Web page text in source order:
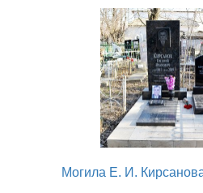
Могила Е. И.